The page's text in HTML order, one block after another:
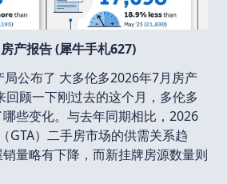
产报告 (犀牛手札627)
公布了 大多伦多2026年7月房产
回顾一下刚过去的这个月，多伦多
些变化。与去年同期相比，2026
GTA）二手房市场的供需关系趋
量略有下降，而新挂牌房源数量则